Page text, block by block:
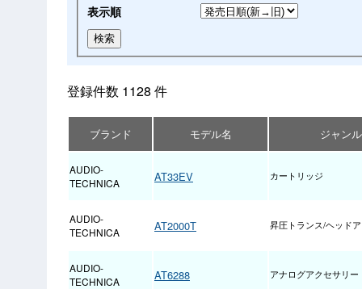
表示順
登録件数 1128 件
ブランド モデル名 ジャンル
AUDIO-
TECHNICA
AT33EV カートリッジ
AUDIO-
TECHNICA
AT2000T 昇圧トランス/ヘッド
AUDIO-
TECHNICA
AT6288 アナログアクセサリー